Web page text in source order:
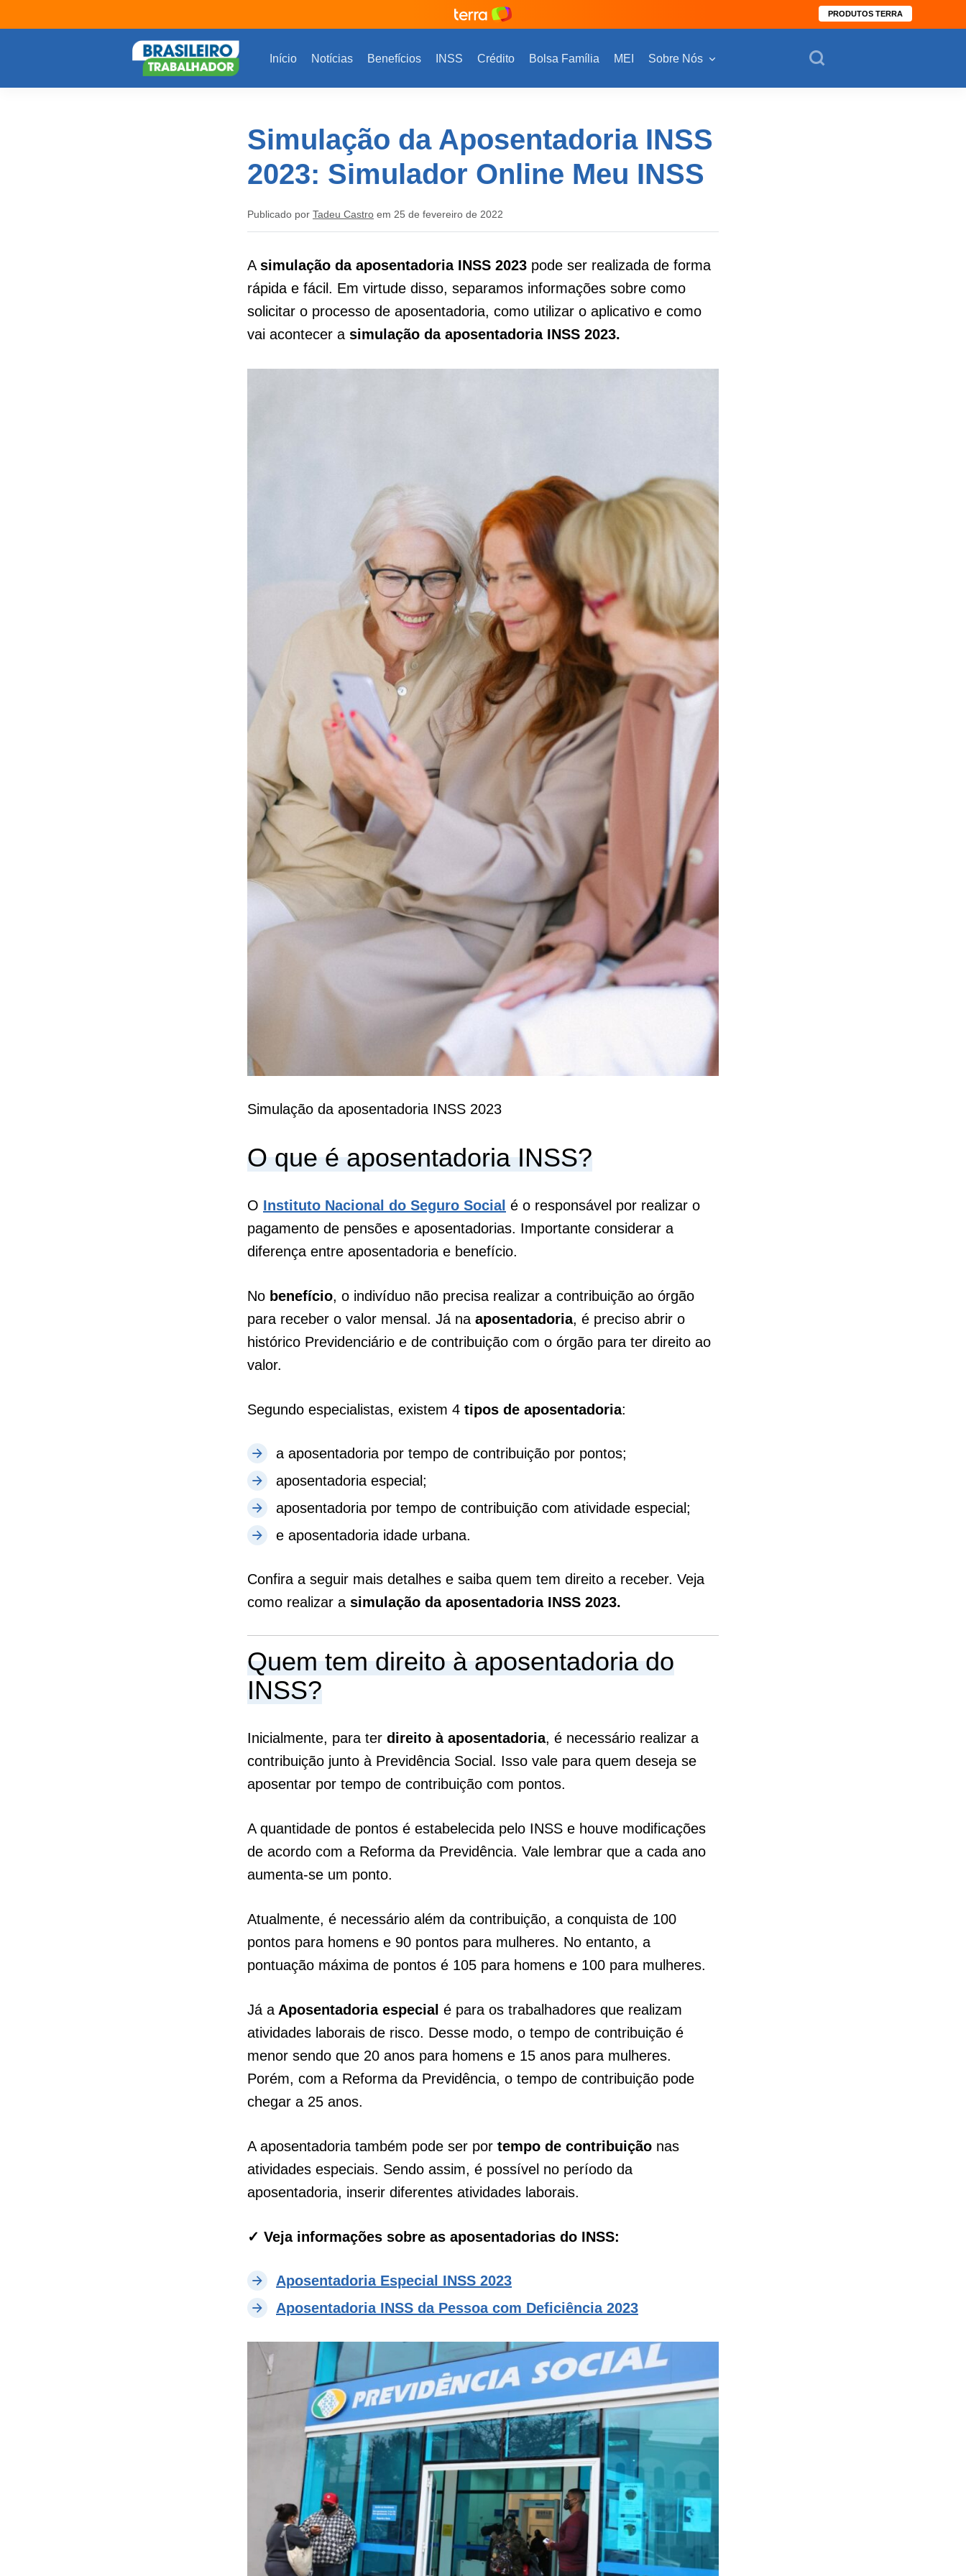
PRODUTOS TERRA
Início Notícias Benefícios INSS Crédito Bolsa Família MEI Sobre Nós
Simulação da Aposentadoria INSS
2023: Simulador Online Meu INSS
Publicado por Tadeu Castro em 25 de fevereiro de 2022
A simulação da aposentadoria INSS 2023 pode ser realizada de forma
rápida e fácil. Em virtude disso, separamos informações sobre como
solicitar o processo de aposentadoria, como utilizar o aplicativo e como
vai acontecer a simulação da aposentadoria INSS 2023.
Simulação da aposentadoria INSS 2023
O que é aposentadoria INSS?
O Instituto Nacional do Seguro Social é o responsável por realizar o
pagamento de pensões e aposentadorias. Importante considerar a
diferença entre aposentadoria e benefício.
No benefício, o indivíduo não precisa realizar a contribuição ao órgão
para receber o valor mensal. Já na aposentadoria, é preciso abrir o
histórico Previdenciário e de contribuição com o órgão para ter direito ao
valor.
Segundo especialistas, existem 4 tipos de aposentadoria:
a aposentadoria por tempo de contribuição por pontos;
aposentadoria especial;
aposentadoria por tempo de contribuição com atividade especial;
e aposentadoria idade urbana.
Confira a seguir mais detalhes e saiba quem tem direito a receber. Veja
como realizar a simulação da aposentadoria INSS 2023.
Quem tem direito à aposentadoria do
INSS?
Inicialmente, para ter direito à aposentadoria, é necessário realizar a
contribuição junto à Previdência Social. Isso vale para quem deseja se
aposentar por tempo de contribuição com pontos.
A quantidade de pontos é estabelecida pelo INSS e houve modificações
de acordo com a Reforma da Previdência. Vale lembrar que a cada ano
aumenta-se um ponto.
Atualmente, é necessário além da contribuição, a conquista de 100
pontos para homens e 90 pontos para mulheres. No entanto, a
pontuação máxima de pontos é 105 para homens e 100 para mulheres.
Já a Aposentadoria especial é para os trabalhadores que realizam
atividades laborais de risco. Desse modo, o tempo de contribuição é
menor sendo que 20 anos para homens e 15 anos para mulheres.
Porém, com a Reforma da Previdência, o tempo de contribuição pode
chegar a 25 anos.
A aposentadoria também pode ser por tempo de contribuição nas
atividades especiais. Sendo assim, é possível no período da
aposentadoria, inserir diferentes atividades laborais.
✓ Veja informações sobre as aposentadorias do INSS:
Aposentadoria Especial INSS 2023
Aposentadoria INSS da Pessoa com Deficiência 2023